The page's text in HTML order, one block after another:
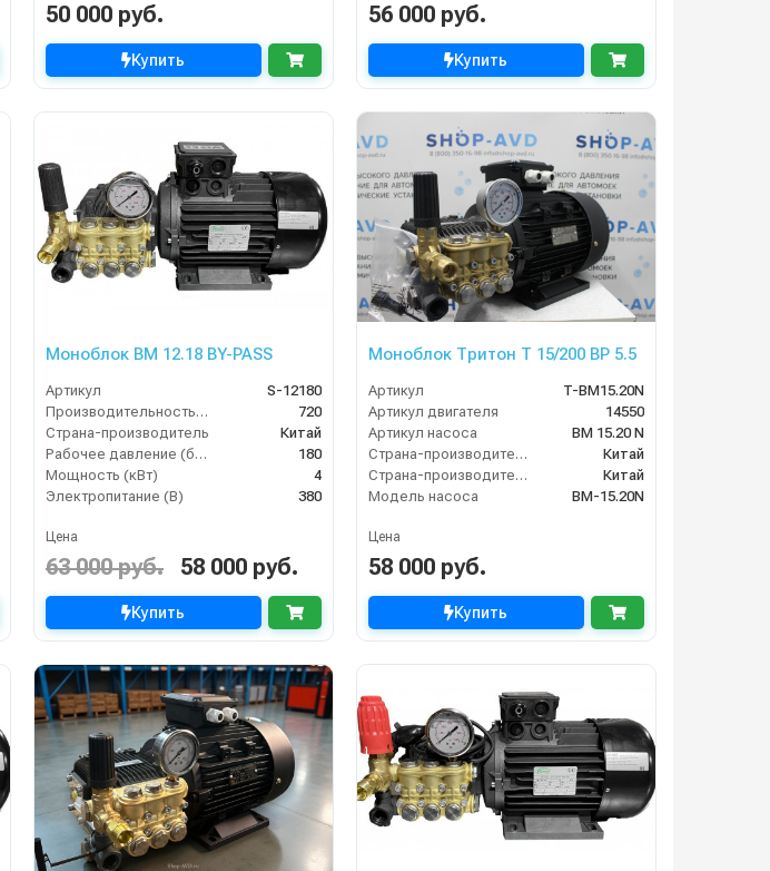
50 000 руб.
Купить
56 000 руб.
Купить
Моноблок BM 12.18 BY-PASS
Артикул
S-12180
Производительность (л/ч)
720
Страна-производитель
Китай
Рабочее давление (бар)
180
Мощность (кВт)
4
Электропитание (В)
380
Цена
63 000 руб. 58 000 руб.
Купить
Моноблок Тритон T 15/200 BP 5.5
Артикул
T-BM15.20N
Артикул двигателя
14550
Артикул насоса
BM 15.20 N
Страна-производитель двигателя
Китай
Страна-производитель насоса
Китай
Модель насоса
BM-15.20N
Цена
58 000 руб.
Купить